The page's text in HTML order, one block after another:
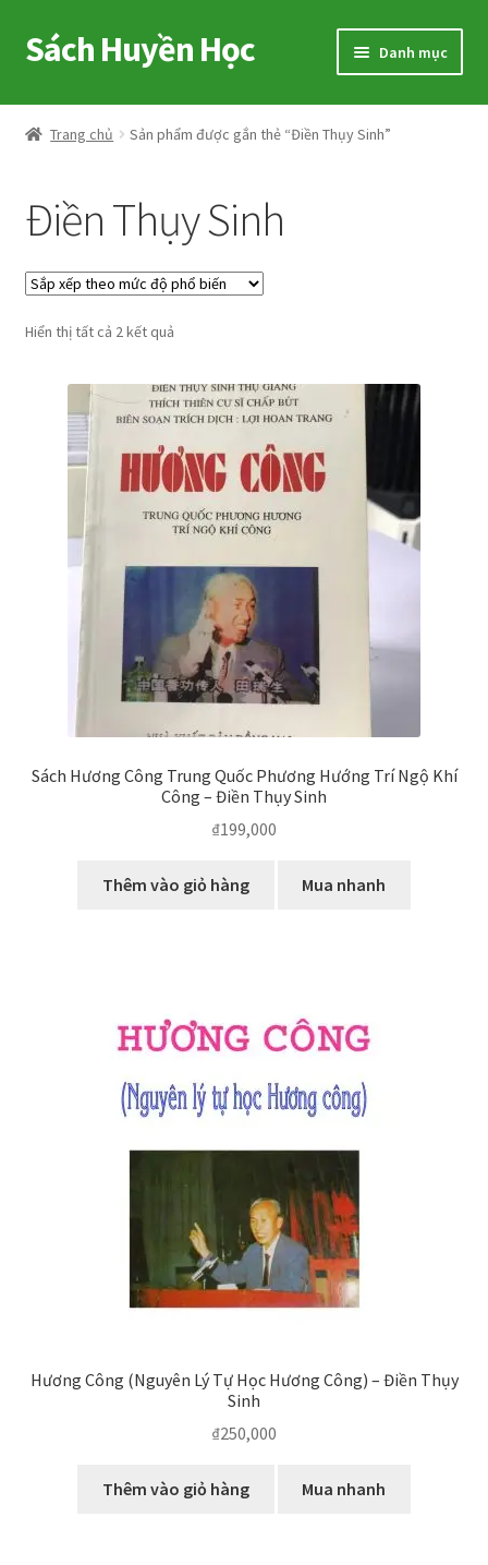
Đi
đến
hướng
Chuyển
đến
dung
Sách Huyền Học Danh mục
Home
Shop
Voucher
Hướng Dẫn
My account
Trang chủ Sản phẩm được gắn thẻ “Điền Thụy Sinh”
Điền Thụy Sinh
Hiển thị tất cả 2 kết quảĐã
theo
mức
độ
phổ
biến
Sách Hương Công Trung Quốc Phương Hướng Trí Ngộ Khí
Công – Điền Thụy Sinh
₫199,000
Thêm vào giỏ hàng Mua nhanh
Hương Công (Nguyên Lý Tự Học Hương Công) – Điền Thụy
Sinh
₫250,000
Thêm vào giỏ hàng Mua nhanh